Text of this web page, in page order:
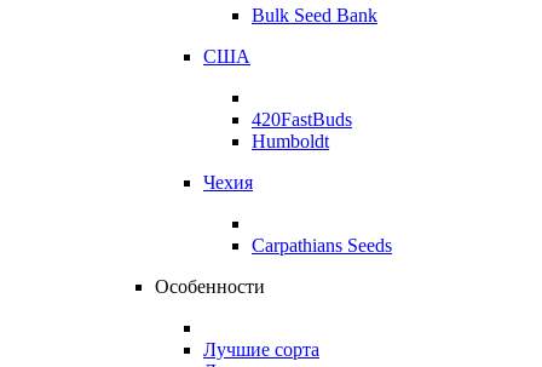
Bulk Seed Bank
США
420FastBuds
Humboldt
Чехия
Carpathians Seeds
Особенности
Лучшие сорта